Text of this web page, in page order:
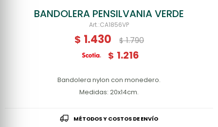
BANDOLERA PENSILVANIA VERDE
CA1856VP
$ 1.430 $ 1.790
$ 1.216
Bandolera nylon con monedero.
Medidas: 20x14cm.
MÉTODOS Y COSTOS DE ENVÍO